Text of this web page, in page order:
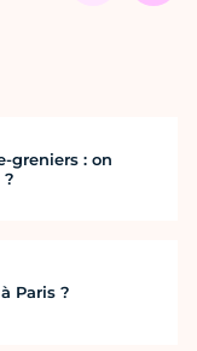
greniers : on
?
Paris ?